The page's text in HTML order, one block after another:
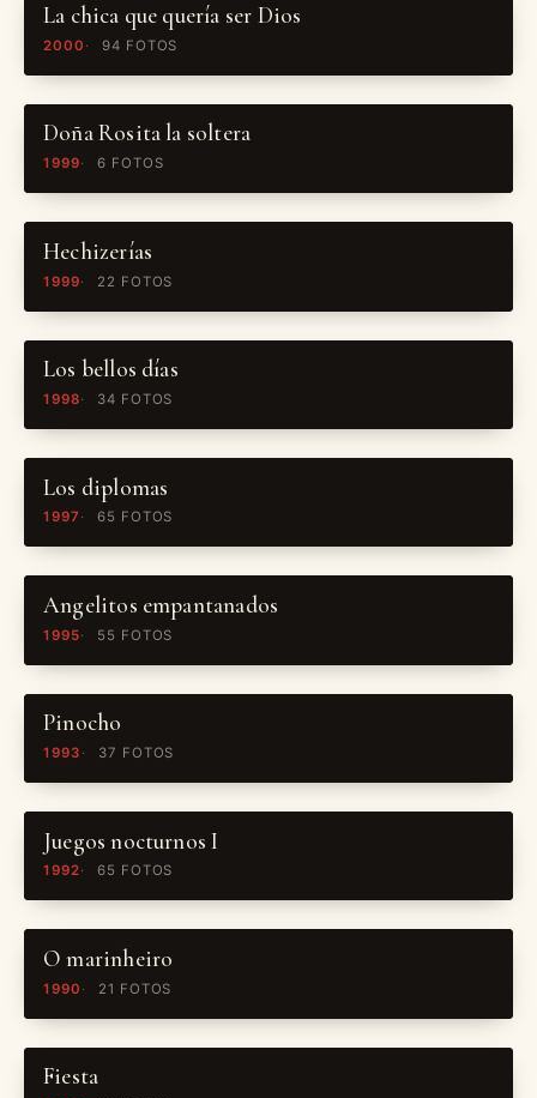
La chica que quería ser Dios
2000 94 FOTOS
Doña Rosita la soltera
1999 6 FOTOS
Hechizerías
1999 22 FOTOS
Los bellos días
1998 34 FOTOS
Los diplomas
1997 65 FOTOS
Angelitos empantanados
1995 55 FOTOS
Pinocho
1993 37 FOTOS
Juegos nocturnos I
1992 65 FOTOS
O marinheiro
1990 21 FOTOS
Fiesta